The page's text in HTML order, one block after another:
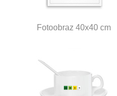
Fotoobraz 40x40 cm